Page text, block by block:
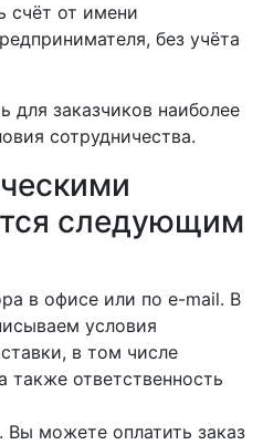
счёт от имени
без учёта
для заказчиков наиболее
сотрудничества.
следующим
в офисе или по e-mail. В
условия
в том числе
также ответственность
Вы можете оплатить заказ